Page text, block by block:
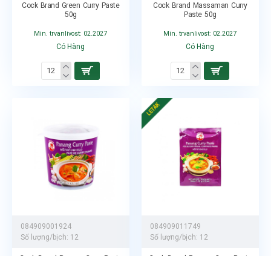
Cock Brand Green Curry Paste
50g
Min. trvanlivost: 02.2027
Có Hàng
Cock Brand Massaman Curry
Paste 50g
Min. trvanlivost: 02.2027
Có Hàng
084909001924
Số lượng/bịch: 12
LETÁK
084909011749
Số lượng/bịch: 12